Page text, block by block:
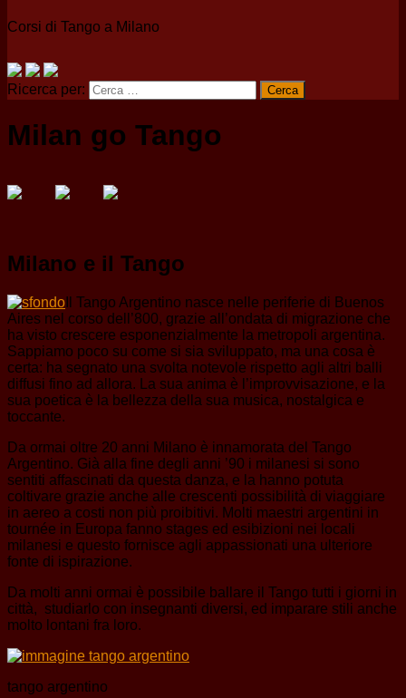
Corsi di Tango a Milano
Ricerca per:
Milan go Tango
Milano e il Tango
Il Tango Argentino nasce nelle periferie di Buenos
Aires nel corso dell’800, grazie all’ondata di migrazione che
ha visto crescere esponenzialmente la metropoli argentina.
Sappiamo poco su come si sia sviluppato, ma una cosa è
certa: ha segnato una svolta notevole rispetto agli altri balli
diffusi fino ad allora. La sua anima è l’improvvisazione, e la
sua poetica è la bellezza della sua musica, nostalgica e
toccante.
Da ormai oltre 20 anni Milano è innamorata del Tango
Argentino. Già alla fine degli anni ’90 i milanesi si sono
sentiti affascinati da questa danza, e la hanno potuta
coltivare grazie anche alle crescenti possibilità di viaggiare
in aereo a costi non più proibitivi. Molti maestri argentini in
tournée in Europa fanno stages ed esibizioni nei locali
milanesi e questo fornisce agli appassionati una ulteriore
fonte di ispirazione.
Da molti anni ormai è possibile ballare il Tango tutti i giorni in
città, studiarlo con insegnanti diversi, ed imparare stili anche
molto lontani fra loro.
tango argentino